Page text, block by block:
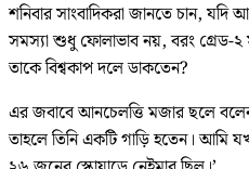
শনিবার সাংবাদিকরা জানতে চান,
সমস্যা শুধু ফোলাভাব নয়, বরং গ্রেড-২
তাকে বিশ্বকাপ দলে ডাকতেন?
এর জবাবে আনচেলত্তি মজার ছলে
তাহলে তিনি একটি গাড়ি হতেন। আমি